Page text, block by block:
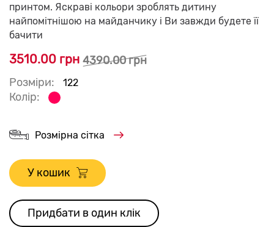
принтом. Яскраві кольори зроблять дитину
найпомітнішою на майданчику і Ви завжди будете її
бачити
3510.00 грн 4390.00 грн
Розміри:
122
Колір:
Розмірна сітка
У кошик
Придбати в один клік